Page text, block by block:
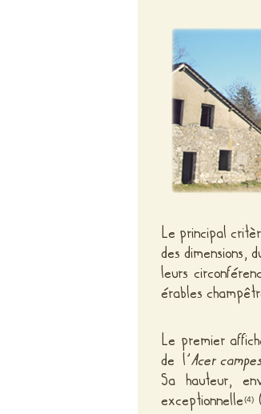
Le principal
des dimensions,
leurs
érables
Le premier
de l’Acer
Sa hauteur,
exceptionnelle(4)